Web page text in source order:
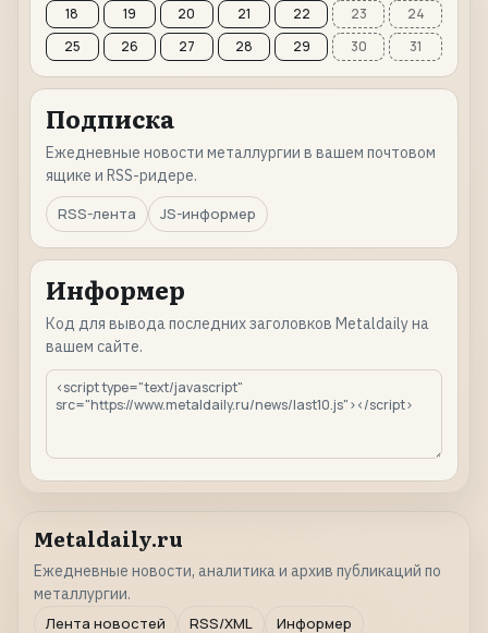
18
19 20 21 22 23
24
25
26 27 28 29 30 31
Подписка
Ежедневные новости металлургии в вашем почтовом
ящике и RSS-ридере.
RSS-лента
JS-информер
Информер
Код для вывода последних заголовков Metaldaily на
вашем сайте.
Metaldaily.ru
Ежедневные новости, аналитика и архив публикаций по
металлургии.
Лента новостей
RSS/XML Информер